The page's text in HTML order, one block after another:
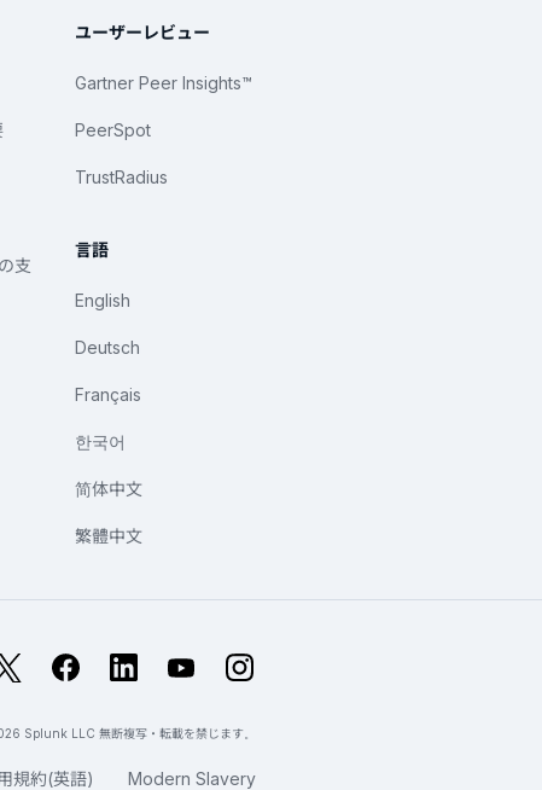
支
ユーザーレビュー
Gartner Peer Insights™
PeerSpot
TrustRadius
言語
English
Deutsch
Français
한국어
简体中文
繁體中文
FacebookLinkedInYouTubeInstagram
規約(英語) Modern Slavery
Splunk LLC 無断複写・転載を禁じます。